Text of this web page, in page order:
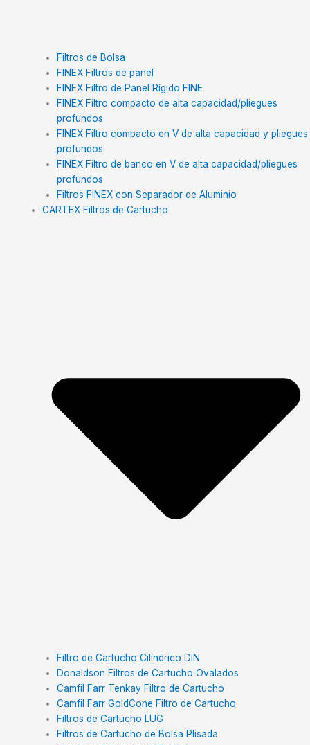
Filtros de Bolsa
FINEX Filtros de panel
FINEX Filtro de Panel Rígido FINE
FINEX Filtro compacto de alta capacidad/pliegues
profundos
FINEX Filtro compacto en V de alta capacidad y pliegues
profundos
FINEX Filtro de banco en V de alta capacidad/pliegues
profundos
Filtros FINEX con Separador de Aluminio
CARTEX Filtros de Cartucho
Filtro de Cartucho Cilíndrico DIN
Donaldson Filtros de Cartucho Ovalados
Camfil Farr Tenkay Filtro de Cartucho
Camfil Farr GoldCone Filtro de Cartucho
Filtros de Cartucho LUG
Filtros de Cartucho de Bolsa Plisada